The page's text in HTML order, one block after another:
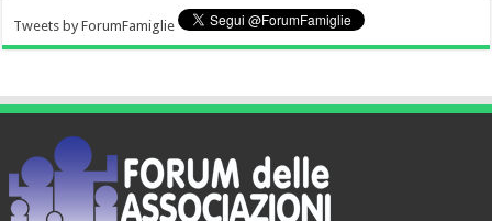
Tweets by ForumFamiglie